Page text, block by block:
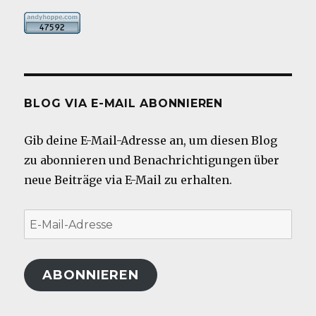
BLOG VIA E-MAIL ABONNIEREN
Gib deine E-Mail-Adresse an, um diesen Blog
zu abonnieren und Benachrichtigungen über
neue Beiträge via E-Mail zu erhalten.
E-
Mail-
Adresse
ABONNIEREN